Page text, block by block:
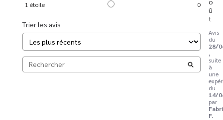
1 étoile 0
Trier les avis
û
t
Avis
du
28/
,
suite
à
une
du
14/
par
F.